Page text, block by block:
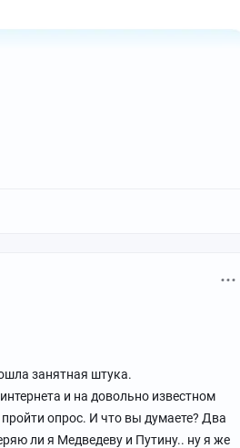
занятная штука.
и на довольно известном
опрос. И что вы думаете? Два
ли я Медведеву и Путину.. ну я же